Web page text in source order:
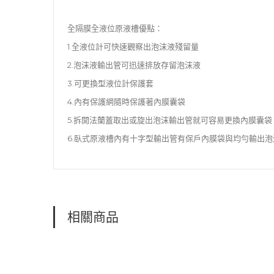
全隔膜全液位原液槽優點：
1.全液位計可快速觀察出泡沫液殘留量
2.泡沫液輸出管可迅速排放存留泡沫液
3.可更換型液位計保護套
4.內有保護網隨時保護著內膜囊袋
5.拆開法蘭蓋取出或旋出泡沫輸出管就可容易更換內膜囊袋
6.臥式原液槽內有十字型輸出管有保戶內膜袋與均勻輸出
相關商品